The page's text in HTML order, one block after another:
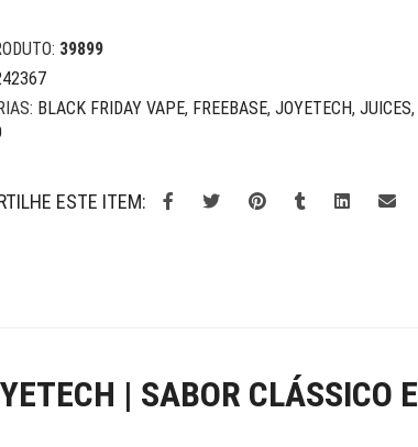
39899
BLACK FRIDAY VAPE, FREEBASE, JOYETECH, JUICES,
ESTE ITEM:
| SABOR CLÁSSICO E